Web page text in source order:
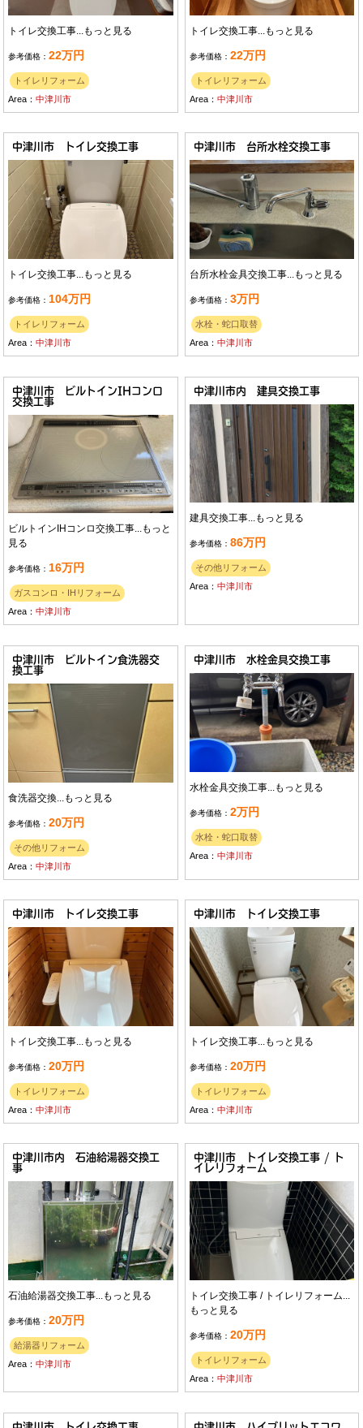
トイレ交換工事...もっと見る
参考価格：22万円
トイレリフォーム
Area：中津川市
トイレ交換工事...もっと見る
参考価格：22万円
トイレリフォーム
Area：中津川市
中津川市 トイレ交換工事
トイレ交換工事...もっと見る
参考価格： 104万円
トイレリフォーム
Area：中津川市
中津川市 台所水栓交換工事
台所水栓金具交換工事...もっと見る
参考価格：3万円
水栓・蛇口取替
Area：中津川市
中津川市 ビルトインIHコンロ
交換工事
ビルトインIHコンロ交換工事...もっと
見る
参考価格：16万円
ガスコンロ・IHリフォーム
Area：中津川市
中津川市内 建具交換工事
建具交換工事...もっと見る
参考価格：86万円
その他リフォーム
Area：中津川市
中津川市 ビルトイン食洗器交
換工事
食洗器交換... もっと見る
参考価格：20万円
その他リフォーム
Area：中津川市
中津川市 水栓金具交換工事
水栓金具交換工事... もっと見る
参考価格：2万円
水栓・蛇口取替
Area：中津川市
中津川市 トイレ交換工事
トイレ交換工事...もっと見る
参考価格：20万円
トイレリフォーム
Area：中津川市
中津川市 トイレ交換工事
トイレ交換工事...もっと見る
参考価格：20万円
トイレリフォーム
Area：中津川市
中津川市内 石油給湯器交換工
事
石油給湯器交換工事...もっと見る
参考価格：20万円
給湯器リフォーム
Area：中津川市
中津川市 トイレ交換工事 / ト
イレリフォーム
トイレ交換工事 / トイレリフォーム...
もっと見る
参考価格：20万円
トイレリフォーム
Area：中津川市